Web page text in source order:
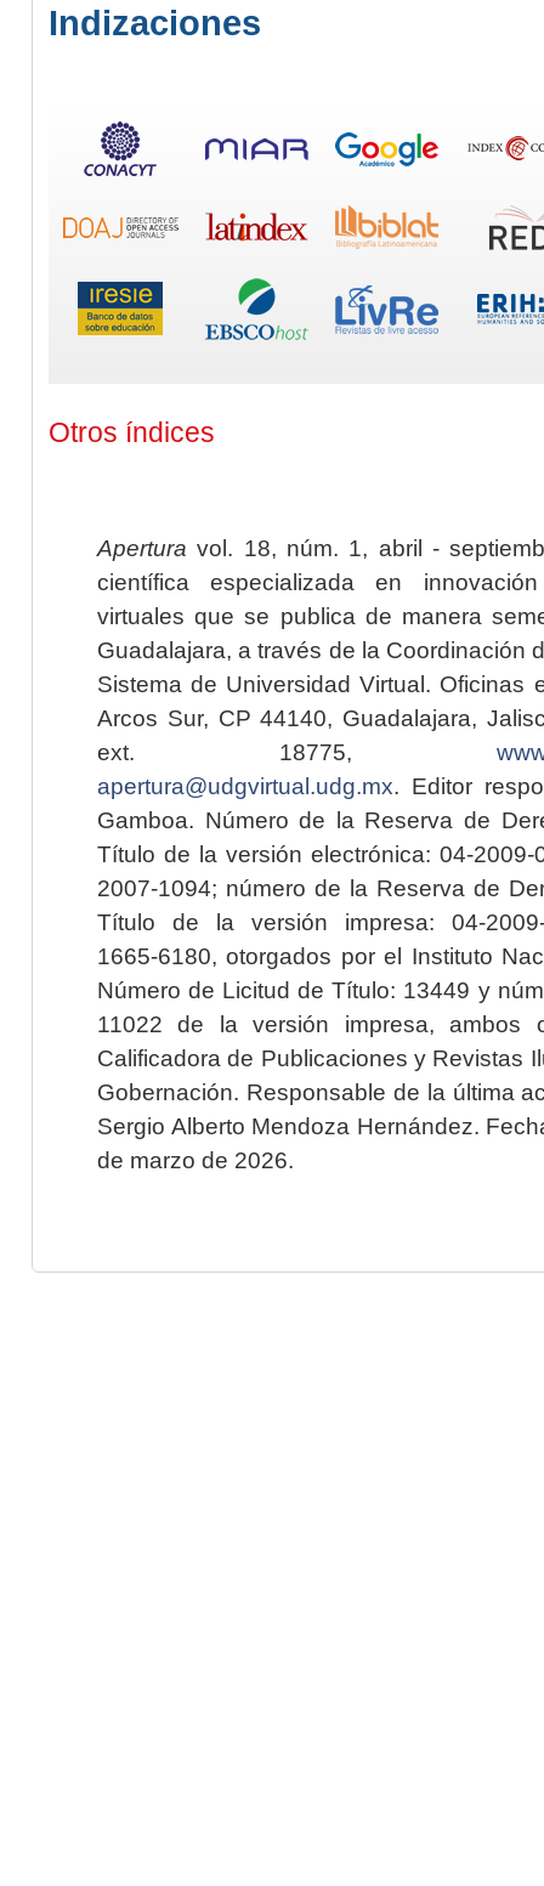
Indizaciones
Otros índices
Apertura vol. 18, núm. 1, abril -
científica especializada en
virtuales que se publica de manera
Guadalajara, a través de la Coordinación
Sistema de Universidad Virtual. Oficinas
Arcos Sur, CP 44140, Guadalajara,
ext. 18775,
apertura@udgvirtual.udg.mx. Editor
Gamboa. Número de la Reserva de
Título de la versión electrónica: 04-2009-
2007-1094; número de la Reserva de
Título de la versión impresa: 04-2009-
1665-6180, otorgados por el Instituto
Número de Licitud de Título: 13449 y
11022 de la versión impresa, ambos
Calificadora de Publicaciones y Revistas
Gobernación. Responsable de la última
Sergio Alberto Mendoza Hernández.
de marzo de 2026.